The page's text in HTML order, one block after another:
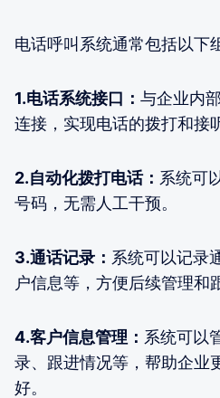
电话呼叫系统通常包括以下
1.电话系统接口： 与企业内
连接，实现电话的拨打和接
2.自动化拨打电话： 系统可
号码，无需人工干预。
3.通话记录： 系统可以记录
户信息等，方便后续管理和
4.客户信息管理： 系统可以
录、跟进情况等，帮助企业
好。